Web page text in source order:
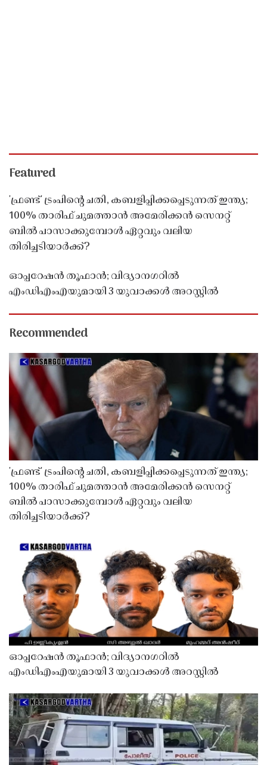
Featured
'ഫ്രണ്ട്' ട്രംപിന്റെ ചതി, കബളിപ്പിക്കപ്പെടുന്നത് ഇന്ത്യ;
100% താരിഫ് ചുമത്താൻ അമേരിക്കൻ സെനറ്റ്
ബിൽ പാസാക്കുമ്പോൾ ഏറ്റവും വലിയ
തിരിച്ചടിയാർക്ക്?
ഓപ്പറേഷൻ തൂഫാൻ; വിദ്യാനഗറിൽ
എംഡിഎംഎയുമായി 3 യുവാക്കൾ അറസ്റ്റിൽ
Recommended
'ഫ്രണ്ട്' ട്രംപിന്റെ ചതി, കബളിപ്പിക്കപ്പെടുന്നത് ഇന്ത്യ;
100% താരിഫ് ചുമത്താൻ അമേരിക്കൻ സെനറ്റ്
ബിൽ പാസാക്കുമ്പോൾ ഏറ്റവും വലിയ
തിരിച്ചടിയാർക്ക്?
ഓപ്പറേഷൻ തൂഫാൻ; വിദ്യാനഗറിൽ
എംഡിഎംഎയുമായി 3 യുവാക്കൾ അറസ്റ്റിൽ